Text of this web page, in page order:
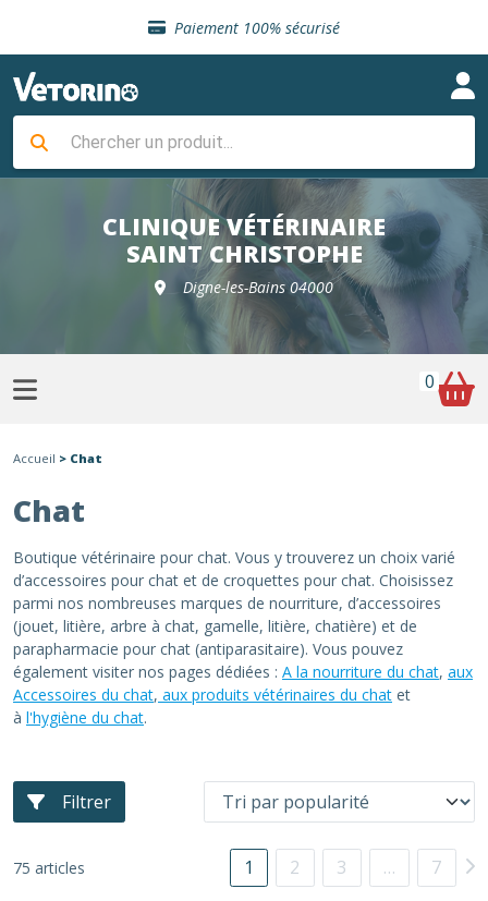
Paiement 100% sécurisé
Livraison gratuite en clinique vétérinaire
Sélection de croquettes vétérinaire
Livraison gratuite en clinique vétérinaire
Retour gratuit en clinique
Sélection de croquettes vétérinaire
CLINIQUE VÉTÉRINAIRE
SAINT CHRISTOPHE
Digne-les-Bains 04000
0
Accueil > Chat
Chat
Boutique vétérinaire pour chat. Vous y trouverez un choix varié
d’accessoires pour chat et de croquettes pour chat. Choisissez
parmi nos nombreuses marques de nourriture, d’accessoires
(jouet, litière, arbre à chat, gamelle, litière, chatière) et de
parapharmacie pour chat (antiparasitaire). Vous pouvez
également visiter nos pages dédiées : A la nourriture du chat, aux
Accessoires du chat, aux produits vétérinaires du chat et
à l'hygiène du chat.
Filtrer
75 articles 1 2 3 … 7